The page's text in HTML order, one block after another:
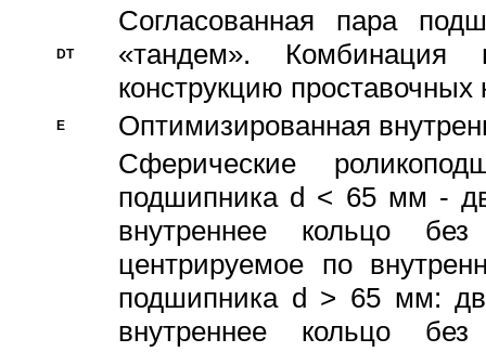
DT
Согласованная пара
«тандем».
конструкцию проставочных
E
Оптимизированная
Сферические
подшипника d < 65 мм -
внутреннее кольцо
центрируемое по
подшипника d > 65 мм:
внутреннее кольцо